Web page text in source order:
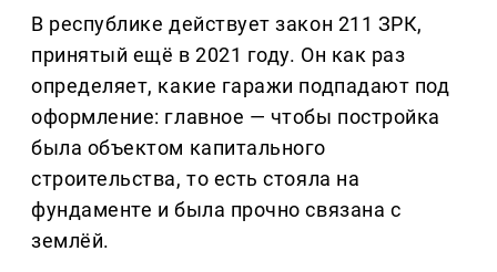
В республике действует закон 211 ЗРК,
принятый ещё в 2021 году. Он как раз
определяет, какие гаражи подпадают под
оформление: главное — чтобы постройка
была объектом капитального
строительства, то есть стояла на
фундаменте и была прочно связана с
землёй.